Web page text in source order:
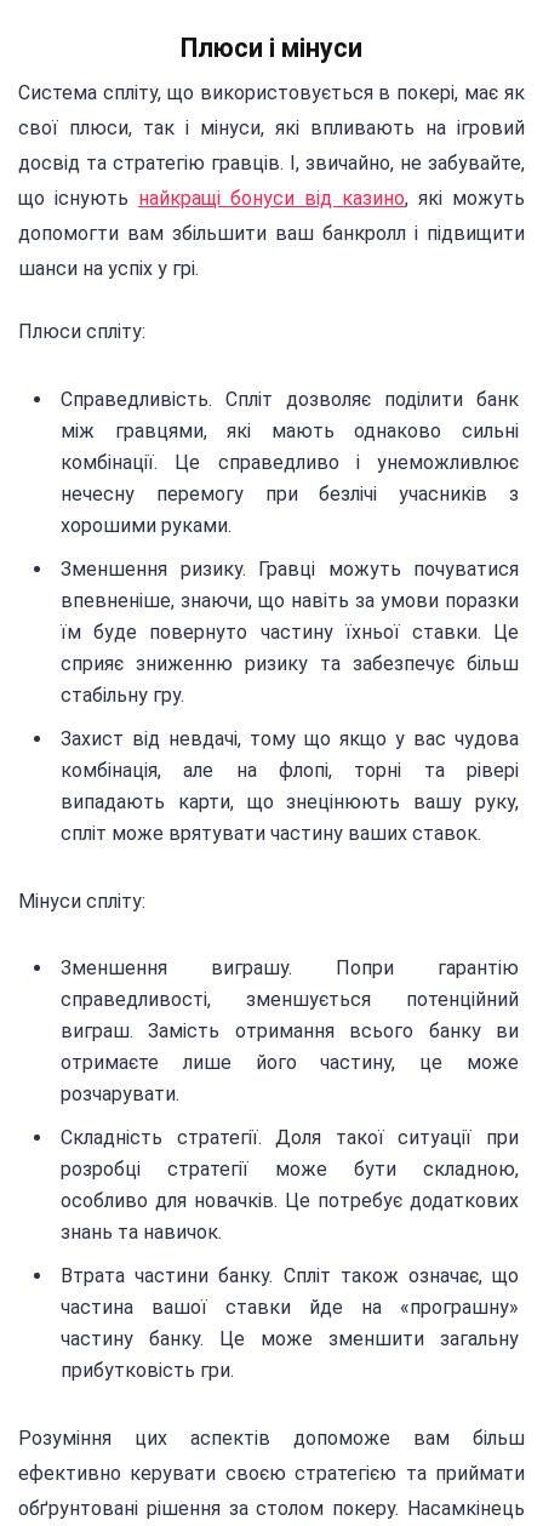
Плюси і мінуси
Система спліту, що використовується в покері, має як
свої плюси, так і мінуси, які впливають на ігровий
досвід та стратегію гравців. І, звичайно, не забувайте,
що існують найкращі бонуси від казино, які можуть
допомогти вам збільшити ваш банкролл і підвищити
шанси на успіх у грі.
Плюси спліту:
Справедливість. Спліт дозволяє поділити банк
між гравцями, які мають однаково сильні
комбінації. Це справедливо і унеможливлює
нечесну перемогу при безлічі учасників з
хорошими руками.
Зменшення ризику. Гравці можуть почуватися
впевненіше, знаючи, що навіть за умови поразки
їм буде повернуто частину їхньої ставки. Це
сприяє зниженню ризику та забезпечує більш
стабільну гру.
Захист від невдачі, тому що якщо у вас чудова
комбінація, але на флопі, торні та рівері
випадають карти, що знецінюють вашу руку,
спліт може врятувати частину ваших ставок.
Мінуси спліту:
Зменшення виграшу. Попри гарантію
справедливості, зменшується потенційний
виграш. Замість отримання всього банку ви
отримаєте лише його частину, це може
розчарувати.
Складність стратегії. Доля такої ситуації при
розробці стратегії може бути складною,
особливо для новачків. Це потребує додаткових
знань та навичок.
Втрата частини банку. Спліт також означає, що
частина вашої ставки йде на «програшну»
частину банку. Це може зменшити загальну
прибутковість гри.
Розуміння цих аспектів допоможе вам більш
ефективно керувати своєю стратегією та приймати
обґрунтовані рішення за столом покеру. Насамкінець